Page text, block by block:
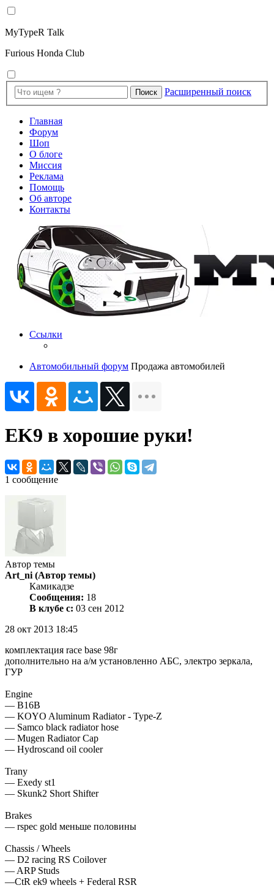
MyTypeR Talk
Furious Honda Club
Поиск Расширенный поиск
Главная
Форум
Шоп
О блоге
Миссия
Реклама
Помощь
Об авторе
Контакты
Ссылки
Автомобильный форум Продажа автомобилей
EK9 в хорошие руки!
1 сообщение
Автор темы
Art_ni (Автор темы)
Камикадзе
Сообщения: 18
В клубе с: 03 сен 2012
28 окт 2013 18:45
комплектация race base 98г
дополнительно на а/м установленно АБС, электро зеркала,
ГУР
Engine
— B16B
— KOYO Aluminum Radiator - Type-Z
— Samco black radiator hose
— Mugen Radiator Cap
— Hydroscand oil cooler
Trany
— Exedy st1
— Skunk2 Short Shifter
Brakes
— rspec gold меньше половины
Chassis / Wheels
— D2 racing RS Coilover
— ARP Studs
—CtR ek9 wheels + Federal RSR